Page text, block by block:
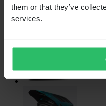
them or that they’ve
services.
Kleur
Zwart/Groenblauw